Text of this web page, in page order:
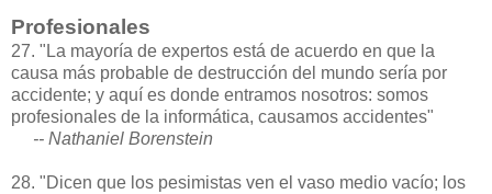
Profesionales
27. "La mayoría de expertos está de acuerdo en que la
causa más probable de destrucción del mundo sería por
accidente; y aquí es donde entramos nosotros: somos
profesionales de la informática, causamos accidentes"
-- Nathaniel Borenstein
28. "Dicen que los pesimistas ven el vaso medio vacío; los